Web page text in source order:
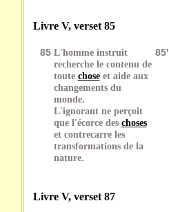
Livre V, verset 85
85 L'homme instruit
recherche le contenu de
toute choseet aide aux
changements du
monde.
L'ignorant ne perçoit
que l'écorce des choses
et contrecarre les
transformations de la
nature.
85'
Livre V, verset 87